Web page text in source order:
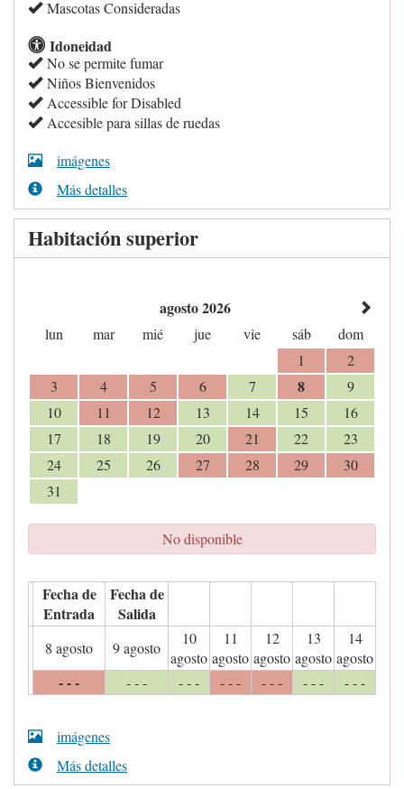
Mascotas Consideradas
Idoneidad
No se permite fumar
Niños Bienvenidos
Accessible for Disabled
Accesible para sillas de ruedas
imágenes
Más detalles
Habitación superior
agosto 2026
lun mar mié jue vie sáb
dom
1
2
3
4 5 6 7 8
9
10
11 12 13 14 15
16
17
18 19 20 21 22
23
24
25 26 27 28 29
30
31
No disponible
Fecha de
Entrada
Fecha de
Salida
8 agosto 9 agosto
10
agosto
11
agosto
12
agosto
13
agosto
14
agosto
- - - - - - - - - - - - - - - - - - - - -
imágenes
Más detalles